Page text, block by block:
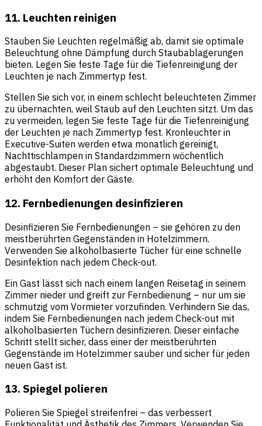
11. Leuchten reinigen
Stauben Sie Leuchten regelmäßig ab, damit sie optimale
Beleuchtung ohne Dämpfung durch Staubablagerungen
bieten. Legen Sie feste Tage für die Tiefenreinigung der
Leuchten je nach Zimmertyp fest.
Stellen Sie sich vor, in einem schlecht beleuchteten Zimmer
zu übernachten, weil Staub auf den Leuchten sitzt. Um das
zu vermeiden, legen Sie feste Tage für die Tiefenreinigung
der Leuchten je nach Zimmertyp fest. Kronleuchter in
Executive-Suiten werden etwa monatlich gereinigt,
Nachttischlampen in Standardzimmern wöchentlich
abgestaubt. Dieser Plan sichert optimale Beleuchtung und
erhöht den Komfort der Gäste.
12. Fernbedienungen desinfizieren
Desinfizieren Sie Fernbedienungen – sie gehören zu den
meistberührten Gegenständen in Hotelzimmern.
Verwenden Sie alkoholbasierte Tücher für eine schnelle
Desinfektion nach jedem Check-out.
Ein Gast lässt sich nach einem langen Reisetag in seinem
Zimmer nieder und greift zur Fernbedienung – nur um sie
schmutzig vom Vormieter vorzufinden. Verhindern Sie das,
indem Sie Fernbedienungen nach jedem Check-out mit
alkoholbasierten Tüchern desinfizieren. Dieser einfache
Schritt stellt sicher, dass einer der meistberührten
Gegenstände im Hotelzimmer sauber und sicher für jeden
neuen Gast ist.
13. Spiegel polieren
Polieren Sie Spiegel streifenfrei – das verbessert